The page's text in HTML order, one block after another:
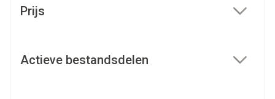
Prijs
Actieve bestandsdelen